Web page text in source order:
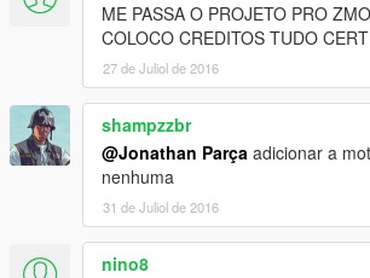
ME PASSA O PROJETO PRO
COLOCO CREDITOS TUDO
27 de Juliol de 2016
shampzzbr
@Jonathan Parça adicionar a
nenhuma
31 de Juliol de 2016
nino8